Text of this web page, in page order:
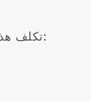
مع Blackbell ، تكلف هذه الأدوات: